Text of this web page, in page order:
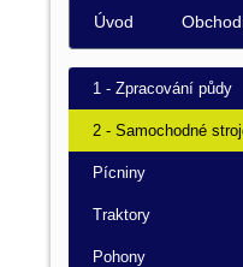
Úvod
1 - Zpracování půdy
2 - Samochodné
Pícniny
Traktory
Pohony